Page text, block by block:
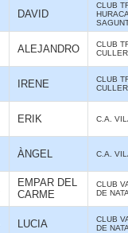
DAVID
CLUB
ALEJANDRO
CLUB
IRENE
CLUB
ERIK C.A.
ÀNGEL C.A.
EMPAR DEL
CARME
CLUB
DE
LUCIA
CLUB
DE